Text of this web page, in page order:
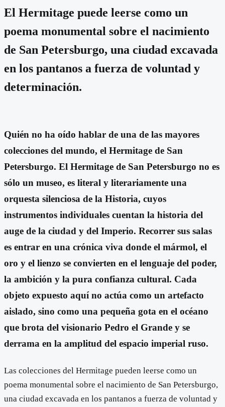
El Hermitage puede leerse como un
poema monumental sobre el nacimiento
de San Petersburgo, una ciudad excavada
en los pantanos a fuerza de voluntad y
determinación.
Quién no ha oído hablar de una de las mayores
colecciones del mundo, el Hermitage de San
Petersburgo. El Hermitage de San Petersburgo no es
sólo un museo, es literal y literariamente una
orquesta silenciosa de la Historia, cuyos
instrumentos individuales cuentan la historia del
auge de la ciudad y del Imperio. Recorrer sus salas
es entrar en una crónica viva donde el mármol, el
oro y el lienzo se convierten en el lenguaje del poder,
la ambición y la pura confianza cultural. Cada
objeto expuesto aquí no actúa como un artefacto
aislado, sino como una pequeña gota en el océano
que brota del visionario Pedro el Grande y se
derrama en la amplitud del espacio imperial ruso.
Las colecciones del Hermitage pueden leerse como un
poema monumental sobre el nacimiento de San Petersburgo,
una ciudad excavada en los pantanos a fuerza de voluntad y